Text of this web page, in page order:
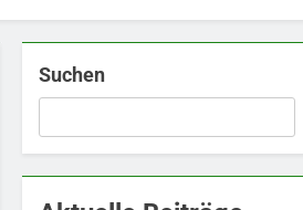
Suchen
5
Accessoire-
diesen
jedes
MODE
6